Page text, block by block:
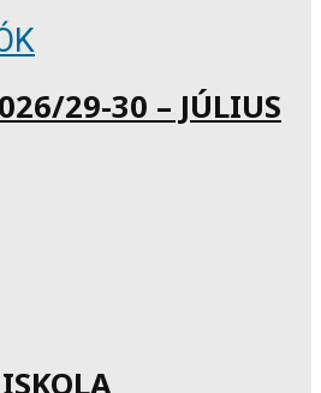
29-30 – JÚLIUS